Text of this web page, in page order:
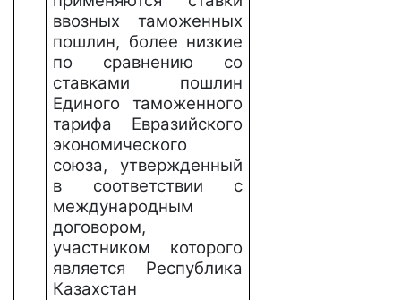
ввозных таможенных
пошлин, более низкие
по сравнению со
ставками пошлин
Единого таможенного
тарифа Евразийского
экономического
союза, утвержденный
в соответствии с
международным
договором,
участником которого
является Республика
Казахстан